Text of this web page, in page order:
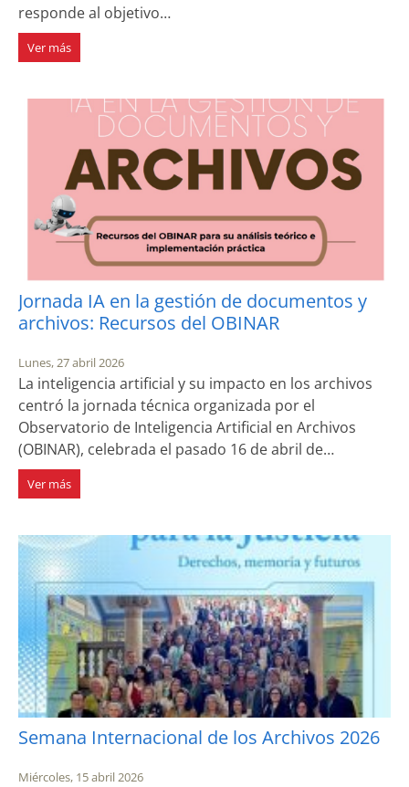
responde al objetivo…
Ver más
Jornada IA en la gestión de documentos y
archivos: Recursos del OBINAR
Lunes, 27 abril 2026
La inteligencia artificial y su impacto en los archivos
centró la jornada técnica organizada por el
Observatorio de Inteligencia Artificial en Archivos
(OBINAR), celebrada el pasado 16 de abril de…
Ver más
Semana Internacional de los Archivos 2026
Miércoles, 15 abril 2026